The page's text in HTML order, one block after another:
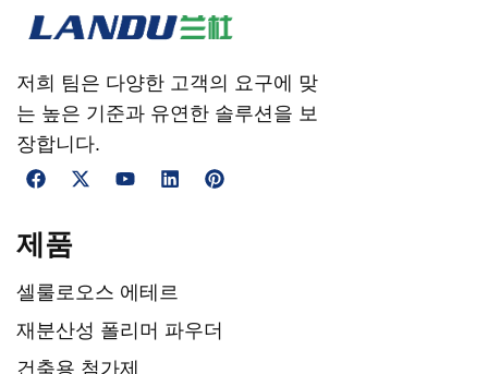
저희 팀은 다양한 고객의 요구에 맞
는 높은 기준과 유연한 솔루션을 보
장합니다.
제품
셀룰로오스 에테르
재분산성 폴리머 파우더
건축용 첨가제